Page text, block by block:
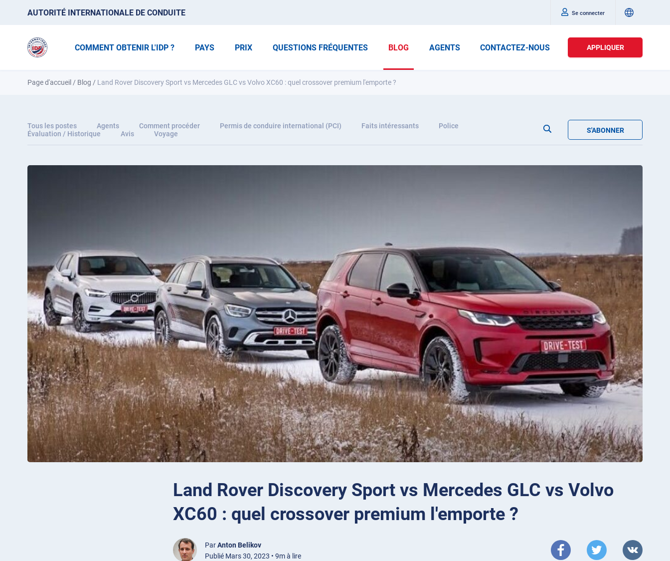
AUTORITÉ INTERNATIONALE DE CONDUITE Se connecter
COMMENT OBTENIR L'IDP ? PAYS PRIX QUESTIONS FRÉQUENTES BLOG AGENTS CONTACTEZ-NOUS APPLIQUER
Page d'accueil / Blog / Land Rover Discovery Sport vs Mercedes GLC vs Volvo XC60 : quel crossover premium l'emporte ?
Tous les postes Agents Comment procéder Permis de conduire international (PCI) Faits intéressants
Police
Évaluation / Historique
Avis Voyage S'ABONNER
Land Rover Discovery Sport vs Mercedes GLC vs Volvo
XC60 : quel crossover premium l'emporte ?
ParAnton Belikov
Publié Mars 30, 2023 • 9m à lire